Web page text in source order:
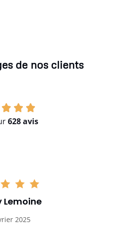
de nos clients
628 avis
Lemoine
2025